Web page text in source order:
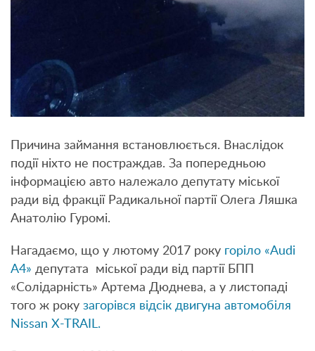
Причина займання встановлюється. Внаслідок
події ніхто не постраждав. За попередньою
інформацією авто належало депутату міської
ради від фракції Радикальної партії Олега Ляшка
Анатолію Гуромі.
Нагадаємо, що у лютому 2017 року горіло «Audi
A4» депутата міської ради від партії БПП
«Солідарність» Артема Дюднева, а у листопаді
того ж року загорівся відсік двигуна автомобіля
Nissan X-TRAIL.